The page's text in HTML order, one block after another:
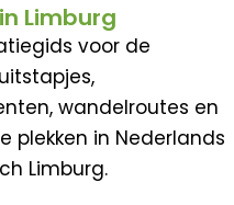
Limburg
voor de
wandelroutes en
plekken in Nederlands
Limburg.